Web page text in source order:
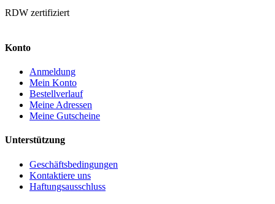
RDW zertifiziert
Konto
Anmeldung
Mein Konto
Bestellverlauf
Meine Adressen
Meine Gutscheine
Unterstützung
Geschäftsbedingungen
Kontaktiere uns
Haftungsausschluss